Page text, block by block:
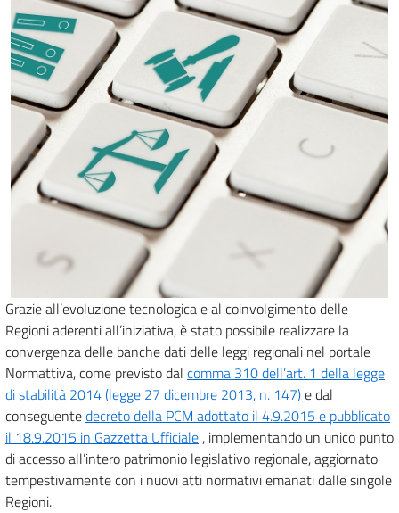
Grazie all’evoluzione tecnologica e al coinvolgimento delle
Regioni aderenti all’iniziativa, è stato possibile realizzare la
convergenza delle banche dati delle leggi regionali nel portale
Normattiva, come previsto dal comma 310 dell’art. 1 della legge
di stabilità 2014 (legge 27 dicembre 2013, n. 147)e dal
conseguentedecreto della PCM adottato il 4.9.2015 e pubblicato
il 18.9.2015 in Gazzetta Ufficiale , implementando un unico punto
di accesso all’intero patrimonio legislativo regionale, aggiornato
tempestivamente con i nuovi atti normativi emanati dalle singole
Regioni.